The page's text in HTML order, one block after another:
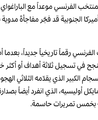
الفرنسي موعداً مع
الجنوبية قد فجّر مفاجأةً مدوية
رقماً تاريخياً جديداً،
في تسجيل ثلاثة أهداف أو
الكبير الذي يقدّمه الثلاثي
أوليسيه، الذي انفرد أيضاً
بخمس تمريرات حاسمة.